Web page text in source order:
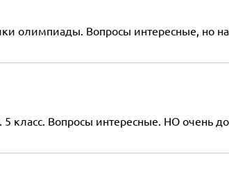
олимпиады. Вопросы интересные, но на
Вопросы интересные. НО очень